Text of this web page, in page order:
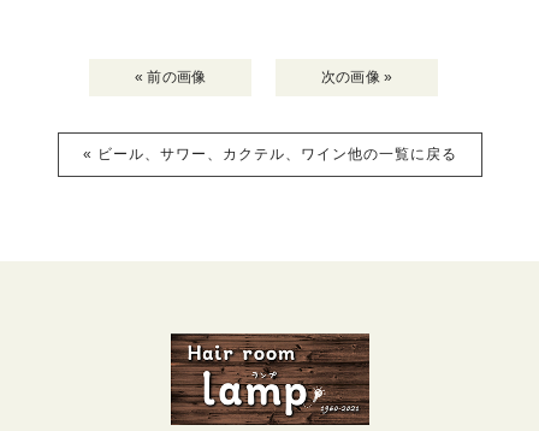
« 前の画像 次の画像 »
« ビール、サワー、カクテル、ワイン他の一覧に戻る